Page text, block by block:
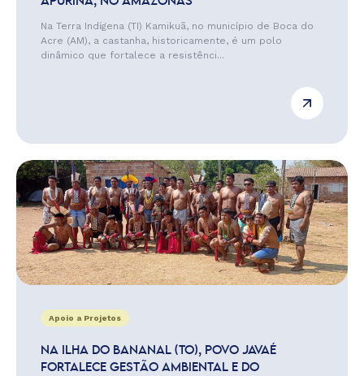
Na Terra Indígena (TI) Kamikuã, no município de Boca do
Acre (AM), a castanha, historicamente, é um polo
dinâmico que fortalece a resistênci...
Apoio a Projetos
NA ILHA DO BANANAL (TO), POVO JAVAÉ
FORTALECE GESTÃO AMBIENTAL E DO